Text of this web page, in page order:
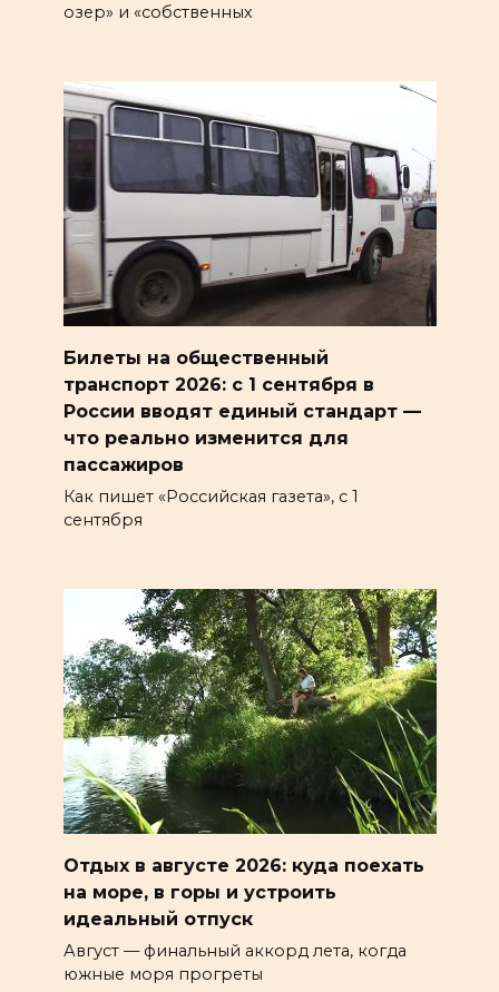
озер» и «собственных
Билеты на общественный
транспорт 2026: с 1 сентября в
России вводят единый стандарт —
что реально изменится для
пассажиров
Как пишет «Российская газета», с 1
сентября
Отдых в августе 2026: куда поехать
на море, в горы и устроить
идеальный отпуск
Август — финальный аккорд лета, когда
южные моря прогреты